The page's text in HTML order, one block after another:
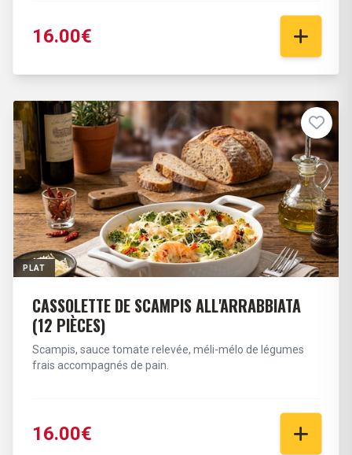
16.00€
PLAT
CASSOLETTE DE SCAMPIS ALL'ARRABBIATA
(12 PIÈCES)
Scampis, sauce tomate relevée, méli-mélo de légumes
frais accompagnés de pain.
16.00€